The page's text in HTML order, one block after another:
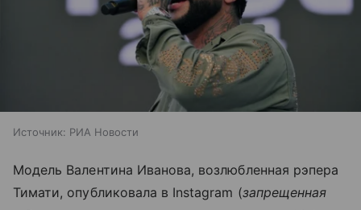
Источник: РИА Новости
Модель Валентина Иванова, возлюбленная рэпера
Тимати, опубликовала в Instagram (запрещенная